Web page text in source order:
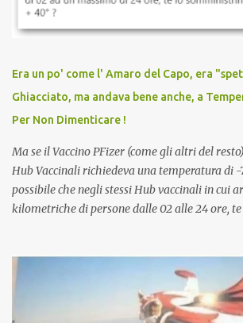
vaccinato, nessuno aveva prima cercato di
persona cattiva. Non avevamo mai visto un
vaccino usato per minacciare i mezzi di
scuola. Non avevamo mai visto un vaccino che
dodicenne di ignorare il consenso dei genitori.
che abbiamo elencato sopra...
Era un po' come l' Amaro del Capo, era
Ghiacciato, ma andava bene anche, a
Per Non Dimenticare !
Ma se il Vaccino PFizer (come gli altri del
Hub Vaccinali richiedeva una temperatura di -
possibile che negli stessi Hub vaccinali in cui
kilometriche di persone dalle 02 alle 24 ore,
Vaccino come: l' Amaro del Capo, era
andava bene anche, a Temperatura
l'articolo per NON Dimenticare!